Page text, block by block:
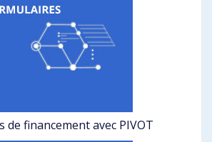
de financement avec PIVOT